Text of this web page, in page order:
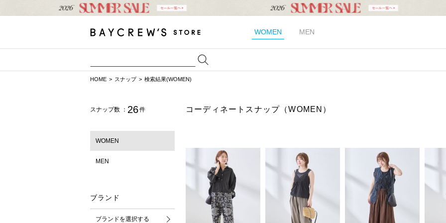
WOMEN MEN
HOME スナップ 検索結果(WOMEN)
スナップ数 ： 26件
WOMEN
MEN
ブランド
ブランドを選択する
コーディネートスナップ（WOMEN）